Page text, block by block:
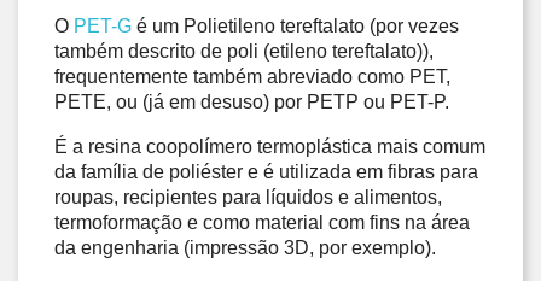
O PET-G é um Polietileno tereftalato (por vezes
também descrito de poli (etileno tereftalato)),
frequentemente também abreviado como PET,
PETE, ou (já em desuso) por PETP ou PET-P.
É a resina coopolímero termoplástica mais comum
da família de poliéster e é utilizada em fibras para
roupas, recipientes para líquidos e alimentos,
termoformação e como material com fins na área
da engenharia (impressão 3D, por exemplo).